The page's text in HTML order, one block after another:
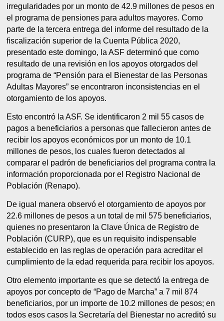
irregularidades por un monto de 42.9 millones de pesos en
el programa de pensiones para adultos mayores. Como
parte de la tercera entrega del informe del resultado de la
fiscalización superior de la Cuenta Pública 2020,
presentado este domingo, la ASF determinó que como
resultado de una revisión en los apoyos otorgados del
programa de “Pensión para el Bienestar de las Personas
Adultas Mayores” se encontraron inconsistencias en el
otorgamiento de los apoyos.
Esto encontró la ASF. Se identificaron 2 mil 55 casos de
pagos a beneficiarios a personas que fallecieron antes de
recibir los apoyos económicos por un monto de 10.1
millones de pesos, los cuales fueron detectados al
comparar el padrón de beneficiarios del programa contra la
información proporcionada por el Registro Nacional de
Población (Renapo).
De igual manera observó el otorgamiento de apoyos por
22.6 millones de pesos a un total de mil 575 beneficiarios,
quienes no presentaron la Clave Única de Registro de
Población (CURP), que es un requisito indispensable
establecido en las reglas de operación para acreditar el
cumplimiento de la edad requerida para recibir los apoyos.
Otro elemento importante es que se detectó la entrega de
apoyos por concepto de “Pago de Marcha” a 7 mil 874
beneficiarios, por un importe de 10.2 millones de pesos; en
todos esos casos la Secretaría del Bienestar no acreditó su